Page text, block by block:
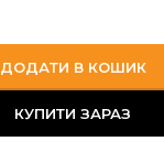
ДОДАТИ В КОШИК
КУПИТИ ЗАРАЗ